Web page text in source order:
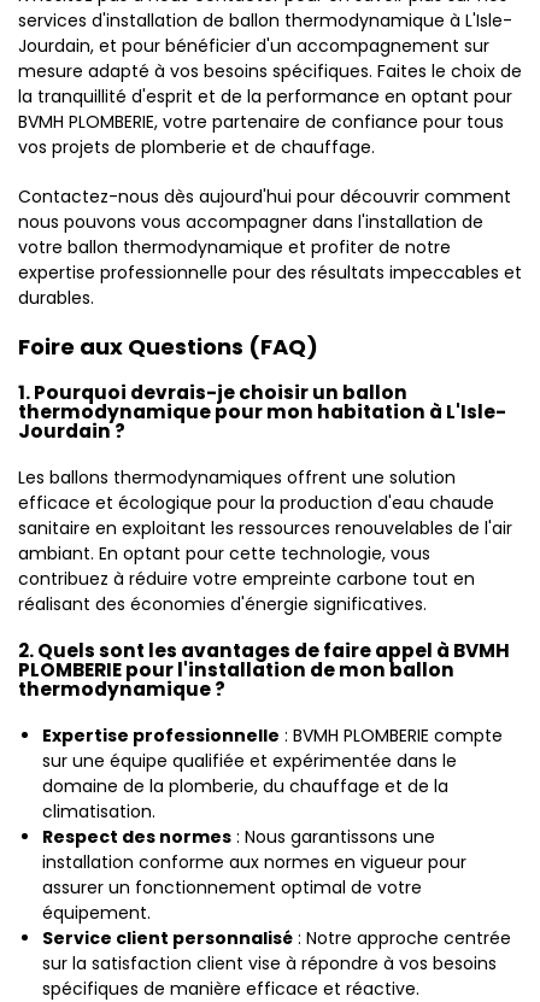
services d'installation de ballon thermodynamique à L'Isle-
Jourdain, et pour bénéficier d'un accompagnement sur
mesure adapté à vos besoins spécifiques. Faites le choix de
la tranquillité d'esprit et de la performance en optant pour
BVMH PLOMBERIE, votre partenaire de confiance pour tous
vos projets de plomberie et de chauffage.
Contactez-nous dès aujourd'hui pour découvrir comment
nous pouvons vous accompagner dans l'installation de
votre ballon thermodynamique et profiter de notre
expertise professionnelle pour des résultats impeccables et
durables.
Foire aux Questions (FAQ)
1. Pourquoi devrais-je choisir un ballon
thermodynamique pour mon habitation à L'Isle-
Jourdain ?
Les ballons thermodynamiques offrent une solution
efficace et écologique pour la production d'eau chaude
sanitaire en exploitant les ressources renouvelables de l'air
ambiant. En optant pour cette technologie, vous
contribuez à réduire votre empreinte carbone tout en
réalisant des économies d'énergie significatives.
2. Quels sont les avantages de faire appel à BVMH
PLOMBERIE pour l'installation de mon ballon
thermodynamique ?
Expertise professionnelle : BVMH PLOMBERIE compte
sur une équipe qualifiée et expérimentée dans le
domaine de la plomberie, du chauffage et de la
climatisation.
Respect des normes : Nous garantissons une
installation conforme aux normes en vigueur pour
assurer un fonctionnement optimal de votre
équipement.
Service client personnalisé : Notre approche centrée
sur la satisfaction client vise à répondre à vos besoins
spécifiques de manière efficace et réactive.